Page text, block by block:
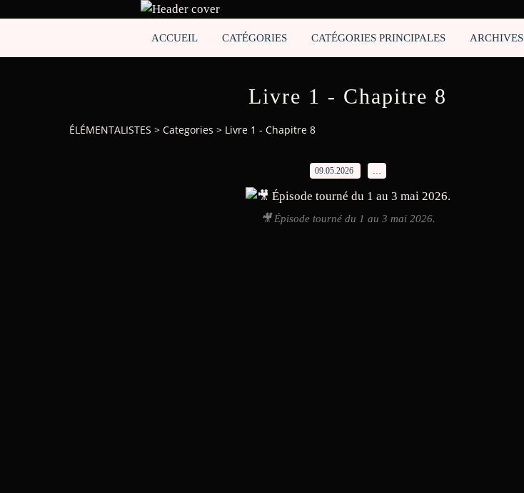
ACCUEIL CATÉGORIES CATÉGORIES PRINCIPALES ARCHIVES
Livre 1 - Chapitre 8
ÉLÉMENTALISTES > Categories > Livre 1 - Chapitre 8
09.05.2026
🎥 Épisode tourné du 1 au 3 mai 2026.